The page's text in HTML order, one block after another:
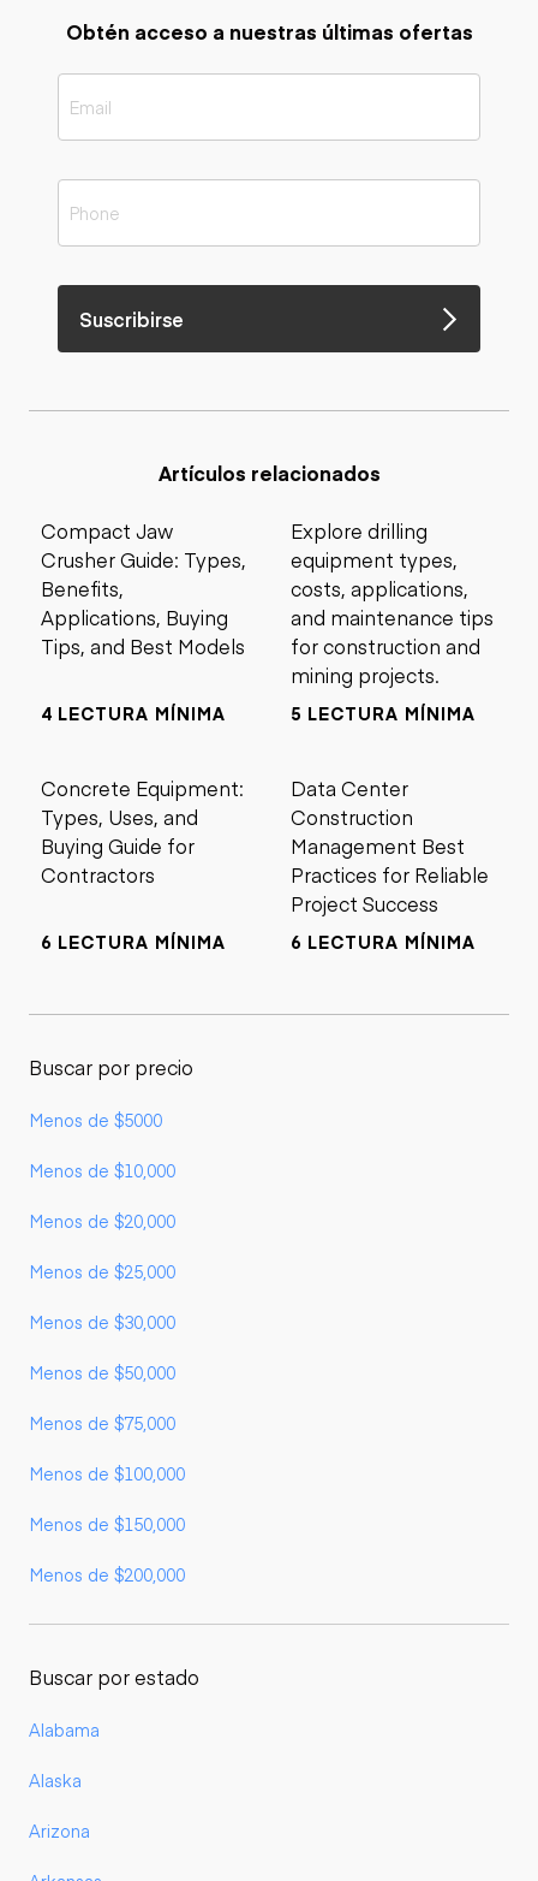
Obtén acceso a nuestras últimas ofertas
Suscribirse
Artículos relacionados
Compact Jaw
Crusher Guide: Types,
Benefits,
Applications, Buying
Tips, and Best Models
4 LECTURA MÍNIMA
Explore drilling
equipment types,
costs, applications,
and maintenance tips
for construction and
mining projects.
5 LECTURA MÍNIMA
Concrete Equipment:
Types, Uses, and
Buying Guide for
Contractors
6 LECTURA MÍNIMA
Data Center
Construction
Management Best
Practices for Reliable
Project Success
6 LECTURA MÍNIMA
Buscar por precio
Menos de $5000
Menos de $10,000
Menos de $20,000
Menos de $25,000
Menos de $30,000
Menos de $50,000
Menos de $75,000
Menos de $100,000
Menos de $150,000
Menos de $200,000
Buscar por estado
Alabama
Alaska
Arizona